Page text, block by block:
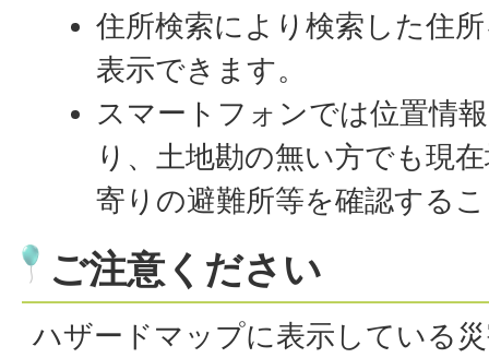
住所検索により検索した住
表示できます。
スマートフォンでは位置情
り、土地勘の無い方でも現
寄りの避難所等を確認する
ご注意ください
ハザードマップに表示している